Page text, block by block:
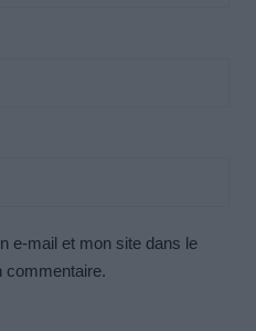
e-mail et mon site dans le
commentaire.